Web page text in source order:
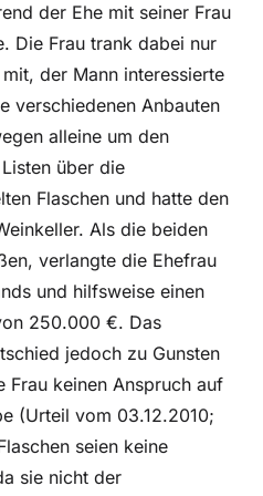
der Ehe mit seiner Frau
Die Frau trank dabei nur
der Mann interessierte
verschiedenen Anbauten
alleine um den
über die
Flaschen und hatte den
Als die beiden
verlangte die Ehefrau
und hilfsweise einen
250.000 €. Das
jedoch zu Gunsten
Frau keinen Anspruch auf
(Urteil vom 03.12.2010;
seien keine
sie nicht der